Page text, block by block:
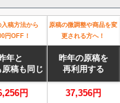
入稿方法から
円OFF！
原稿の微調整や商品を変
更される方へ！
年と
原稿も同じ
昨年の原稿を
再利用する
円 37,356円